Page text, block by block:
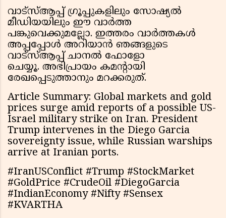
വാട്സ്ആപ്പ് ഗ്രൂപ്പുകളിലും സോഷ്യൽ
മീഡിയയിലും ഈ വാർത്ത
പങ്കുവെക്കുമല്ലോ. ഇത്തരം വാർത്തകൾ
അപ്പപ്പോൾ അറിയാൻ ഞങ്ങളുടെ
വാട്സ്ആപ്പ് ചാനൽ ഫോളോ
ചെയ്യൂ. അഭിപ്രായം കമന്റായി
രേഖപ്പെടുത്താനും മറക്കരുത്.
Article Summary: Global markets and gold
prices surge amid reports of a possible US-
Israel military strike on Iran. President
Trump intervenes in the Diego Garcia
sovereignty issue, while Russian warships
arrive at Iranian ports.
#IranUSConflict #Trump #StockMarket
#GoldPrice #CrudeOil #DiegoGarcia
#IndianEconomy #Nifty #Sensex
#KVARTHA